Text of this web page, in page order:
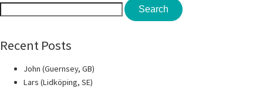
Search
for:
Search
Recent Posts
John (Guernsey, GB)
Lars (Lidköping, SE)